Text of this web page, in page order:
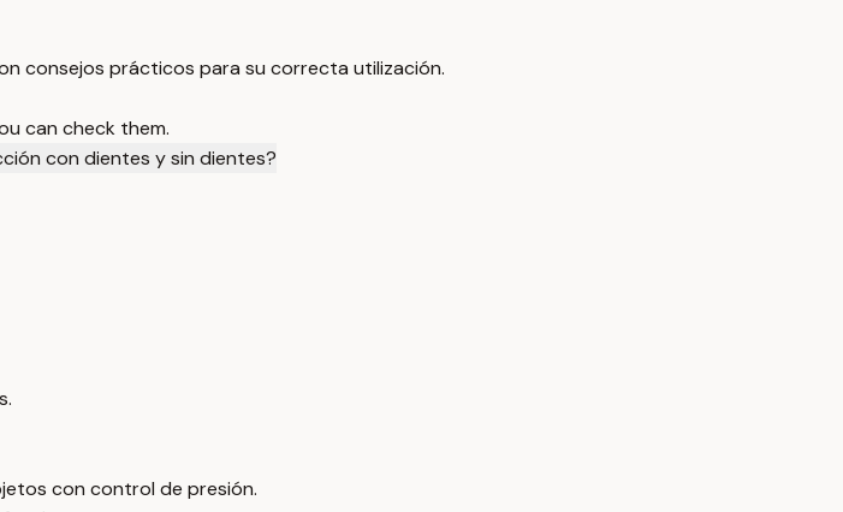
consejos prácticos para su correcta utilización.
can check them.
con dientes y sin dientes?
con control de presión.